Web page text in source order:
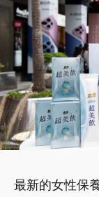
最新的女性保